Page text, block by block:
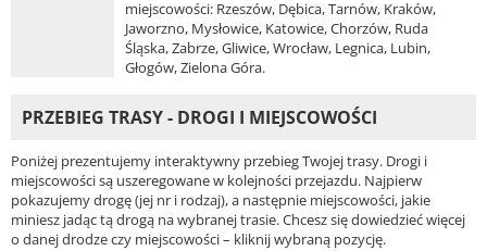
miejscowości: Rzeszów, Dębica, Tarnów, Kraków,
Jaworzno, Mysłowice, Katowice, Chorzów, Ruda
Śląska, Zabrze, Gliwice, Wrocław, Legnica, Lubin,
Głogów, Zielona Góra.
PRZEBIEG TRASY - DROGI I MIEJSCOWOŚCI
Poniżej prezentujemy interaktywny przebieg Twojej trasy. Drogi i
miejscowości są uszeregowane w kolejności przejazdu. Najpierw
pokazujemy drogę (jej nr i rodzaj), a następnie miejscowości, jakie
miniesz jadąc tą drogą na wybranej trasie. Chcesz się dowiedzieć więcej
o danej drodze czy miejscowości – kliknij wybraną pozycję.